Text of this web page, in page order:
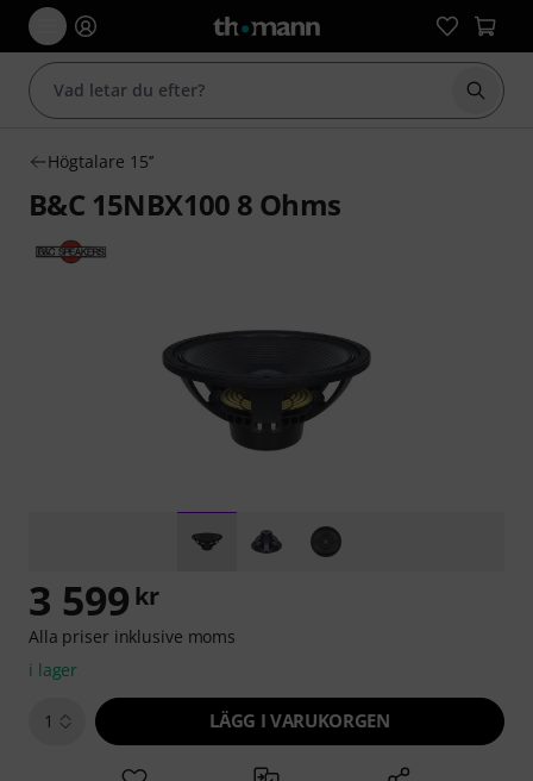
Börja
Högtalare 15’’
B&C 15NBX100 8 Ohms
3 599 kr
Alla priser inklusive moms
i lager
1 LÄGG I VARUKORGEN